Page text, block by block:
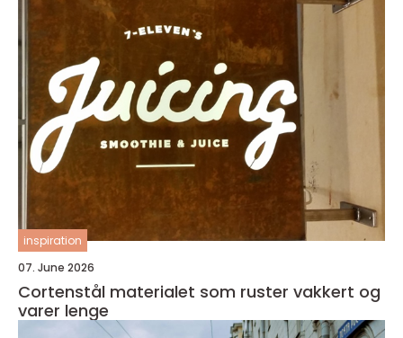
inspiration
07. June 2026
Cortenstål materialet som ruster vakkert og
varer lenge